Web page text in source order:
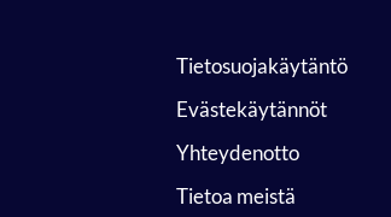
Tietosuojakäytäntö
Evästekäytännöt
Yhteydenotto
Tietoa meistä